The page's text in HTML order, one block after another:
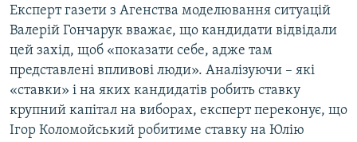
Експерт газети з Агенства моделювання ситуацій
Валерій Гончарук вважає, що кандидати відвідали
цей захід, щоб «показати себе, адже там
представлені впливові люди». Аналізуючи – які
«ставки» і на яких кандидатів робить ставку
крупний капітал на виборах, експерт переконує, що
Ігор Коломойський робитиме ставку на Юлію